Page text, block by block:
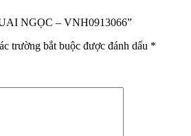
NGỌC – VNH0913066”
trường bắt buộc được đánh dấu *